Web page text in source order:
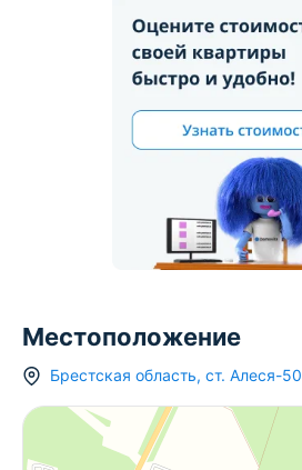
Местоположение
Брестская область, ст. Алеся-50